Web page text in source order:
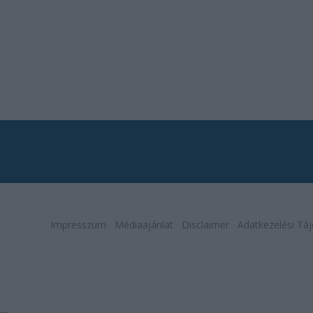
Impresszum Médiaajánlat Disclaimer Adatkezelési